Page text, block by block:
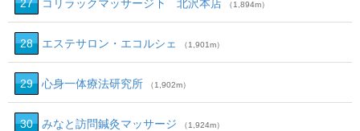
27 コリラックマッサージ下 北沢本店 （1,894m）
28 エステサロン・エコルシェ （1,901m）
29 心身一体療法研究所 （1,902m）
30 みなと訪問鍼灸マッサージ （1,924m）